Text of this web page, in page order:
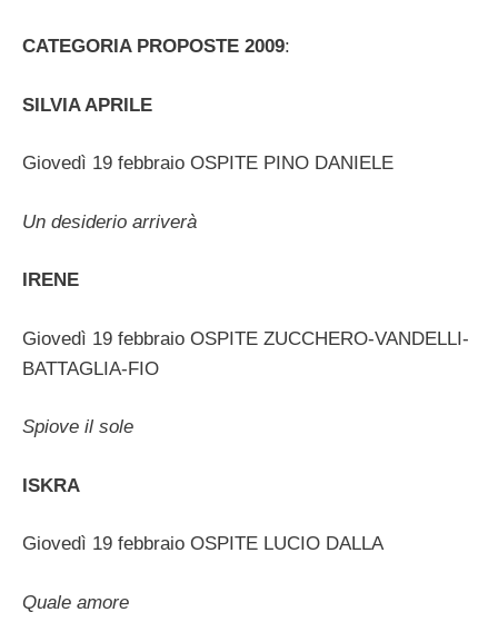
CATEGORIA PROPOSTE 2009:
SILVIA APRILE
Giovedì 19 febbraio OSPITE PINO DANIELE
Un desiderio arriverà
IRENE
Giovedì 19 febbraio OSPITE ZUCCHERO-VANDELLI-
BATTAGLIA-FIO
Spiove il sole
ISKRA
Giovedì 19 febbraio OSPITE LUCIO DALLA
Quale amore